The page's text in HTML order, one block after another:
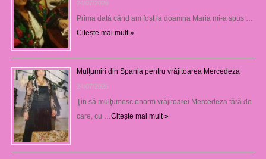
24/07/2026
Prima dată când am fost la doamna Maria mi-a spus …
Citește mai mult »
Mulţumiri din Spania pentru vrăjitoarea Mercedeza
24/07/2026
Ţin să mulţumesc enorm vrăjitoarei Mercedeza fără de
care, cu … Citește mai mult »